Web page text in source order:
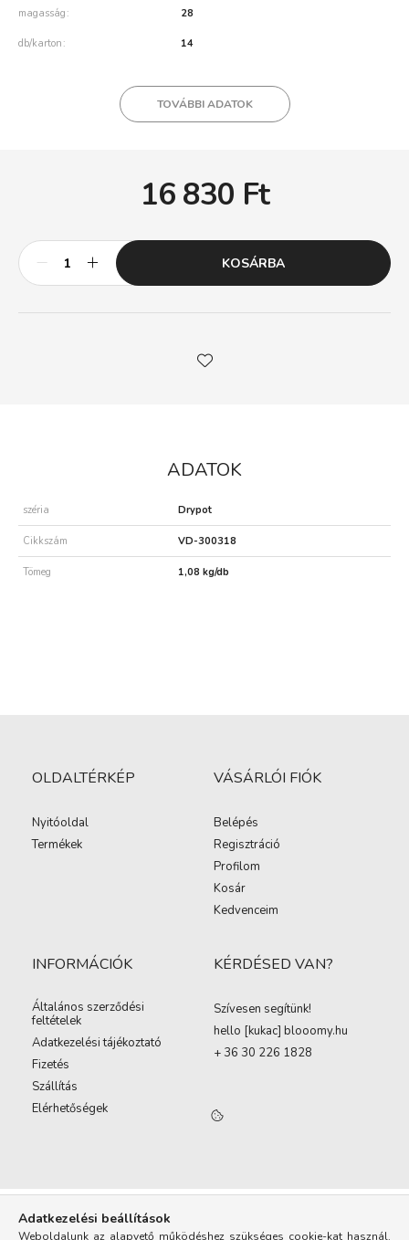
magasság 28
db/karton 14
TOVÁBBI ADATOK
16 830 Ft
KOSÁRBA
ADATOK
széria Drypot
Cikkszám VD-300318
Tömeg 1,08 kg/db
OLDALTÉRKÉP
Nyitóoldal
Termékek
VÁSÁRLÓI FIÓK
Belépés
Regisztráció
Profilom
Kosár
Kedvenceim
INFORMÁCIÓK
Általános szerződési
feltételek
Adatkezelési tájékoztató
Fizetés
Szállítás
Elérhetőségek
KÉRDÉSED VAN?
Szívesen segítünk!
hello [kukac] blooomy.hu
+ 36 30 226 1828
Adatkezelési beállítások
Weboldalunk az alapvető működéshez szükséges cookie-kat használ.